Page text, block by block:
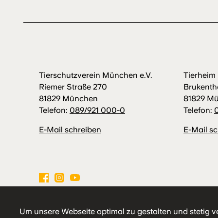
Um unsere Webseite optimal zu gestalten und stetig
Tierschutzverein München e.V.
Riemer Straße 270
81829 München
Telefon: 089/921 000-0
E-Mail schreiben
Tierheim
81829
Telefon:
E-Mail